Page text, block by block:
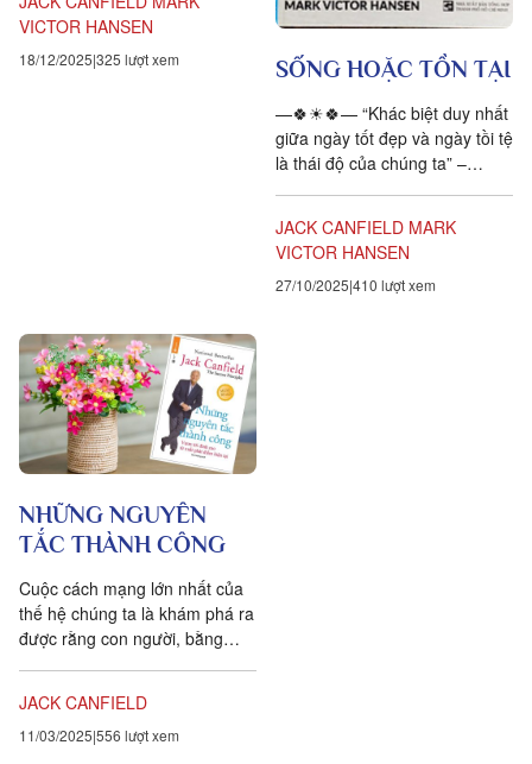
VICTOR HANSEN
18/12/2025 325 lượt xem SỐNG HOẶC TỒN TẠI
—🍀☀🍀— “Khác biệt duy nhất
giữa ngày tốt đẹp và ngày tồi tệ
là thái độ của chúng ta” –
JACK CANFIELD MARK
VICTOR HANSEN
27/10/2025 410 lượt xem
NHỮNG NGUYÊN
TẮC THÀNH CÔNG
Cuộc cách mạng lớn nhất của
thế hệ chúng ta là khám phá ra
được rằng con người, bằng
JACK CANFIELD
11/03/2025 556 lượt xem